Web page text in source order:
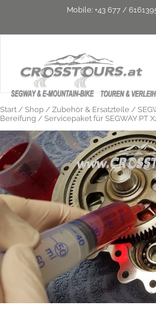
Mobile: +43 677 /
Start / Shop / Zubehör & Ersatzteile /
Bereifung / Servicepaket für SEGWAY PT